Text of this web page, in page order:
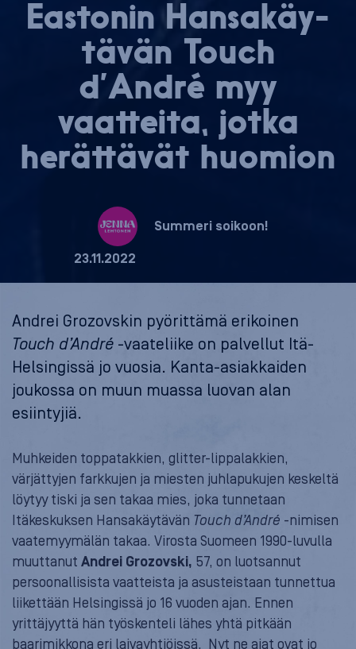
Eastonin Han­sa­käy­
tä­vän Touch
d’André myy
vaatteita, jotka
herättävät huomion
Summeri soikoon!
23.11.2022
Andrei Grozovskin pyörittämä erikoinen
Touch d’André -vaateliike on palvellut Itä-
Helsingissä jo vuosia. Kanta-asiakkaiden
joukossa on muun muassa luovan alan
esiintyjiä.
Muhkeiden toppatakkien, glitter-lippalakkien,
värjättyjen farkkujen ja miesten juhlapukujen keskeltä
löytyy tiski ja sen takaa mies, joka tunnetaan
Itäkeskuksen Hansakäytävän Touch d’André -nimisen
vaatemyymälän takaa. Virosta Suomeen 1990-luvulla
muuttanut Andrei Grozovski, 57, on luotsannut
persoonallisista vaatteista ja asusteistaan tunnettua
liikettään Helsingissä jo 16 vuoden ajan. Ennen
yrittäjyyttä hän työskenteli lähes yhtä pitkään
baarimikkona eri laivayhtiöissä. Nyt ne ajat ovat jo